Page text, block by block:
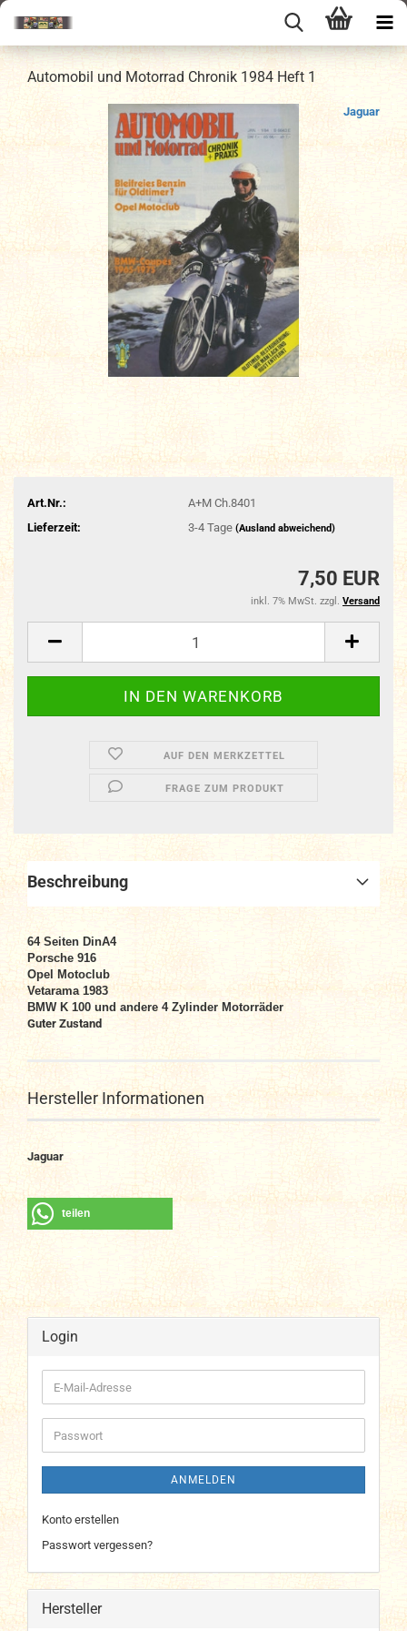
Automobil und Motorrad Chronik 1984 Heft 1
Jaguar
Art.Nr.:
A+M Ch.8401
Lieferzeit:
3-4 Tage (Ausland abweichend)
7,50 EUR
inkl. 7% MwSt. zzgl. Versand
AUF DEN MERKZETTEL
FRAGE ZUM PRODUKT
Beschreibung
64 Seiten DinA4
Porsche 916
Opel Motoclub
Vetarama 1983
BMW K 100 und andere 4 Zylinder Motorräder
Guter Zustand
Hersteller Informationen
Jaguar
teilen
Login
E-
Mail-
Adresse
Passwort
ANMELDEN
Konto erstellen
Passwort vergessen?
Hersteller